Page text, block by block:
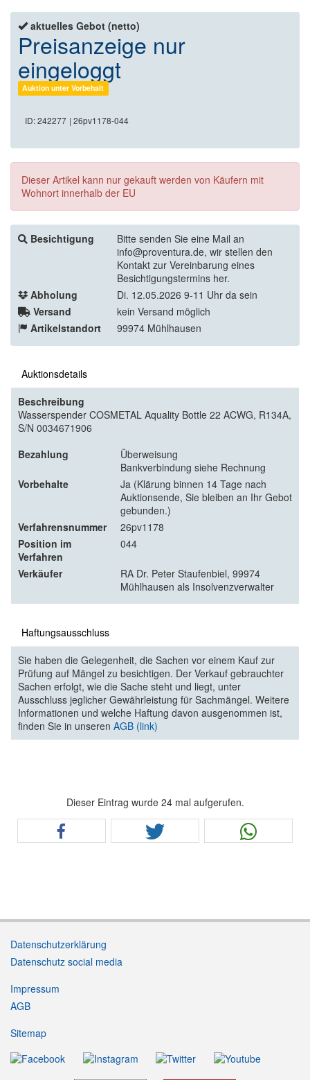
aktuelles Gebot (netto)
Preisanzeige nur
eingeloggt
Auktion unter Vorbehalt
ID: 242277 | 26pv1178-044
Dieser Artikel kann nur gekauft werden von Käufern mit
Wohnort innerhalb der EU
Besichtigung
Bitte senden Sie eine Mail an
info@proventura.de, wir stellen den
Kontakt zur Vereinbarung eines
Besichtigungstermins her.
Abholung
Di. 12.05.2026 9-11 Uhr da sein
Versand
kein Versand möglich
Artikelstandort
99974 Mühlhausen
Auktionsdetails
Beschreibung
Wasserspender COSMETAL Aquality Bottle 22 ACWG, R134A,
S/N 0034671906
Bezahlung
Überweisung
Bankverbindung siehe Rechnung
Vorbehalte
Ja (Klärung binnen 14 Tage nach
Auktionsende, Sie bleiben an Ihr Gebot
gebunden.)
Verfahrensnummer
26pv1178
Position im
Verfahren
044
Verkäufer
RA Dr. Peter Staufenbiel, 99974
Mühlhausen als Insolvenzverwalter
Haftungsausschluss
Sie haben die Gelegenheit, die Sachen vor einem Kauf zur
Prüfung auf Mängel zu besichtigen. Der Verkauf gebrauchter
Sachen erfolgt, wie die Sache steht und liegt, unter
Ausschluss jeglicher Gewährleistung für Sachmängel. Weitere
Informationen und welche Haftung davon ausgenommen ist,
finden Sie in unseren AGB (link)
Dieser Eintrag wurde 24 mal aufgerufen.
Datenschutzerklärung
Datenschutz social media
Impressum
AGB
Sitemap